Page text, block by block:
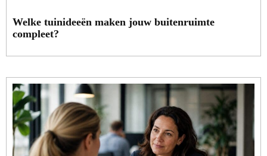
Welke tuinideeën maken jouw buitenruimte
compleet?